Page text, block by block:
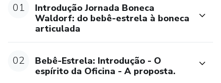
01
Introdução Jornada Boneca
Waldorf: do bebê-estrela à boneca
articulada
02
Bebê-Estrela: Introdução - O
espírito da Oficina - A proposta.